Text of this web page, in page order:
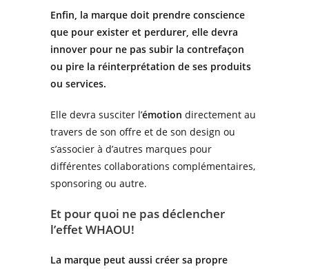
Enfin, la marque doit prendre conscience
que pour exister et perdurer, elle devra
innover pour ne pas subir la contrefaçon
ou pire la réinterprétation de ses produits
ou services.
Elle devra susciter l’émotion directement au
travers de son offre et de son design ou
s’associer à d’autres marques pour
différentes collaborations complémentaires,
sponsoring ou autre.
Et pour quoi ne pas déclencher
l’effet WHAOU!
La marque peut aussi créer sa propre